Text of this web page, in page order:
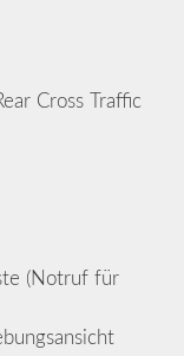
Cross Traffic
(Notruf für